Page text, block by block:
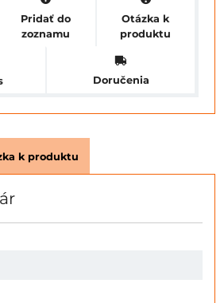
Pridať do
zoznamu
Otázka k
produktu
Doručenia
k produktu